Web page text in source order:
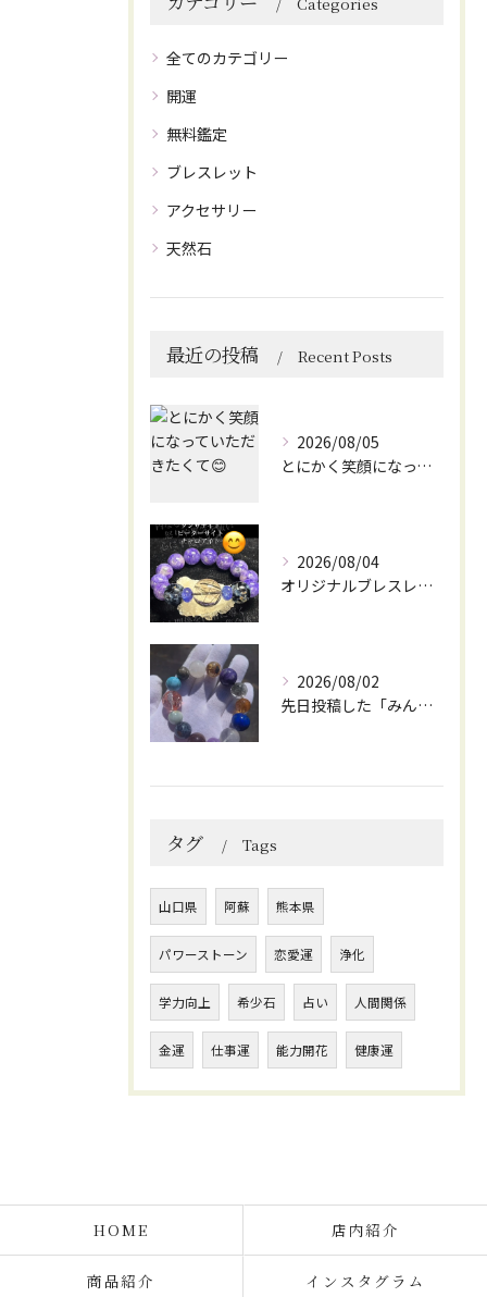
全てのカテゴリー
開運
無料鑑定
ブレスレット
アクセサリー
天然石
最近の投稿 Recent Posts
2026/08/05
とにかく笑顔になっていただきたくて😊
2026/08/04
オリジナルブレスレット作成してみました😊
2026/08/02
先日投稿した「みんなを笑顔にしてくれるブレスレット」に
タグ Tags
山口県 阿蘇 熊本県
パワーストーン 恋愛運 浄化
学力向上 希少石 占い 人間関係
金運 仕事運 能力開花 健康運
HOME 店内紹介
商品紹介 インスタグラム